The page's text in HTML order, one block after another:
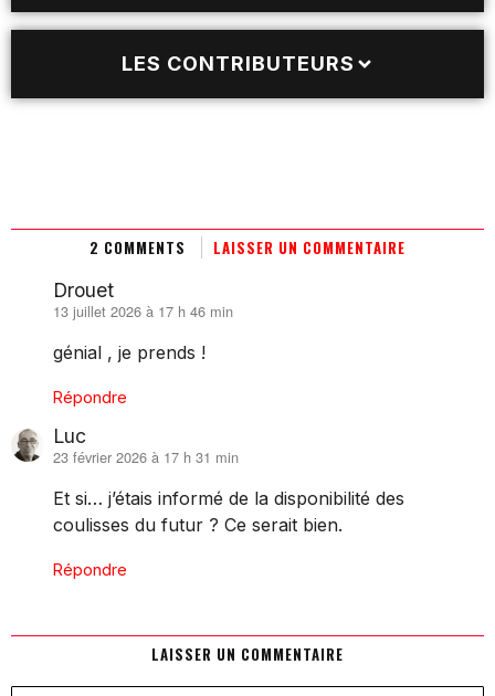
LES CONTRIBUTEURS
2 COMMENTS LAISSER UN COMMENTAIRE
Drouet
dit :
13 juillet 2026 à 17 h 46 min
génial , je prends !
Répondre
Luc
dit :
23 février 2026 à 17 h 31 min
Et si… j’étais informé de la disponibilité des
coulisses du futur ? Ce serait bien.
Répondre
LAISSER UN COMMENTAIRE